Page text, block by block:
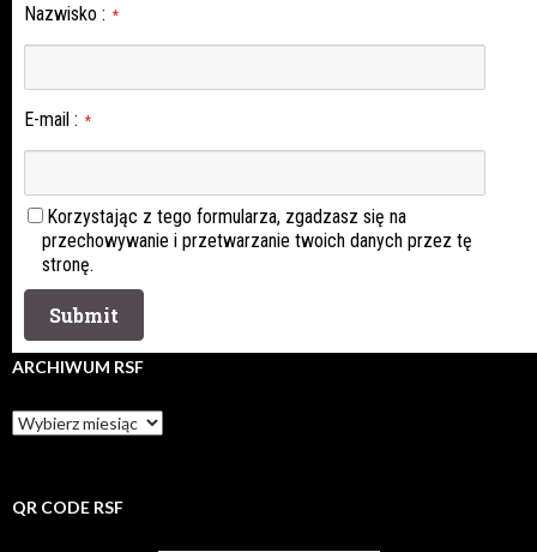
Nazwisko : *
E-mail : *
Korzystając z tego formularza, zgadzasz się na
przechowywanie i przetwarzanie twoich danych przez tę
stronę.
ARCHIWUM RSF
Archiwum
rsf
QR CODE RSF